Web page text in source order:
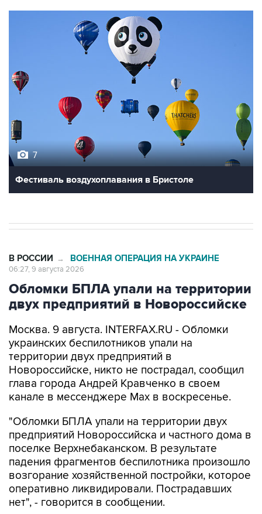
7
Фестиваль воздухоплавания в Бристоле
В РОССИИ → ВОЕННАЯ ОПЕРАЦИЯ НА УКРАИНЕ
06:27, 9 августа 2026
Обломки БПЛА упали на территории
двух предприятий в Новороссийске
Москва. 9 августа. INTERFAX.RU - Обломки
украинских беспилотников упали на
территории двух предприятий в
Новороссийске, никто не пострадал, сообщил
глава города Андрей Кравченко в своем
канале в мессенджере Max в воскресенье.
"Обломки БПЛА упали на территории двух
предприятий Новороссийска и частного дома в
поселке Верхнебаканском. В результате
падения фрагментов беспилотника произошло
возгорание хозяйственной постройки, которое
оперативно ликвидировали. Пострадавших
нет", - говорится в сообщении.